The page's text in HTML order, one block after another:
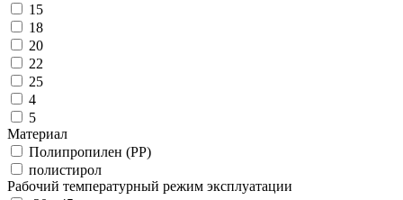
15
18
20
22
25
4
5
Материал
Полипропилен (PP)
полистирол
Рабочий температурный режим эксплуатации